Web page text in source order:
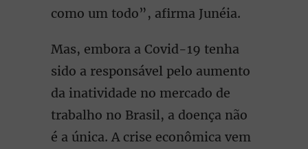
como um todo”, afirma Junéia.
Mas, embora a Covid-19 tenha
sido a responsável pelo aumento
da inatividade no mercado de
trabalho no Brasil, a doença não
é a única. A crise econômica vem